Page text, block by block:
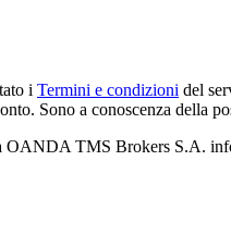
i Termini e condizioni del
Sono a conoscenza della
OANDA TMS Brokers S.A.